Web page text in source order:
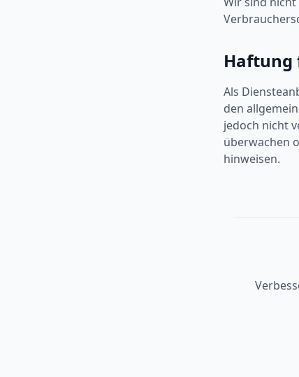
Als
den
jedoch nicht
überwachen
hinweisen.